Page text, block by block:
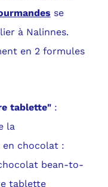
se
à Nalinnes.
en 2 formules
tablette":
la
chocolat :
bean-to-
tablette